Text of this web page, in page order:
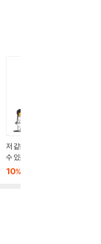
저 같은 아이도 공부할
수 있을까요?
10%